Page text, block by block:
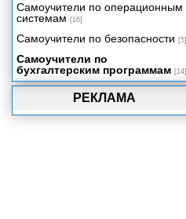
РЕКЛАМА
Общие сведения о
деятельности организации.
Состав статистической
отчетности за отчетные
периоды.
Самоучители по операционным
системам [16]
Самоучители по безопасности [5]
Самоучители по
бухгалтерским программам [14]